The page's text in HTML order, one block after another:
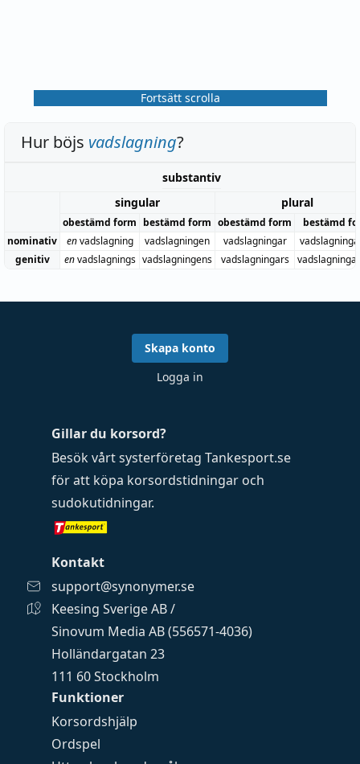
Fortsätt scrolla
Hur böjs vadslagning?
substantiv
singular
plural
obestämd form bestämd form obestämd form
bestämd
nominativ
envadslagning vadslagningen vadslagningar
genitiv
envadslagnings vadslagningens vadslagningars
Funktioner
Korsordshjälp
Ordspel
Gillar du korsord?
Besök vårt systerföretag Tankesport.se
för att köpa korsordstidningar och
sudokutidningar.
Kontakt
support@synonymer.se
Keesing Sverige AB /
Sinovum Media AB (556571-4036)
Holländargatan 23
111 60 Stockholm
Skapa konto
Logga in